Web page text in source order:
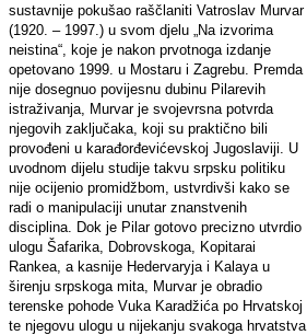
sustavnije pokušao raščlaniti Vatroslav Murvar
(1920. – 1997.) u svom djelu „Na izvorima
neistina“, koje je nakon prvotnoga izdanje
opetovano 1999. u Mostaru i Zagrebu. Premda
nije dosegnuo povijesnu dubinu Pilarevih
istraživanja, Murvar je svojevrsna potvrda
njegovih zaključaka, koji su praktično bili
provođeni u karađorđevićevskoj Jugoslaviji. U
uvodnom dijelu studije takvu srpsku politiku
nije ocijenio promidžbom, ustvrdivši kako se
radi o manipulaciji unutar znanstvenih
disciplina. Dok je Pilar gotovo precizno utvrdio
ulogu Šafarika, Dobrovskoga, Kopitarai
Rankea, a kasnije Hedervaryja i Kalaya u
širenju srpskoga mita, Murvar je obradio
terenske pohode Vuka Karadžića po Hrvatskoj
te njegovu ulogu u nijekanju svakoga hrvatstva.